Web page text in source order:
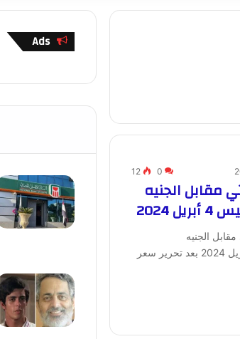
0
12
مقابل الجنيه
الجنيه
المصري،اليوم الخميس 4 أبريل 2024 بعد تحرير سعر
Ads